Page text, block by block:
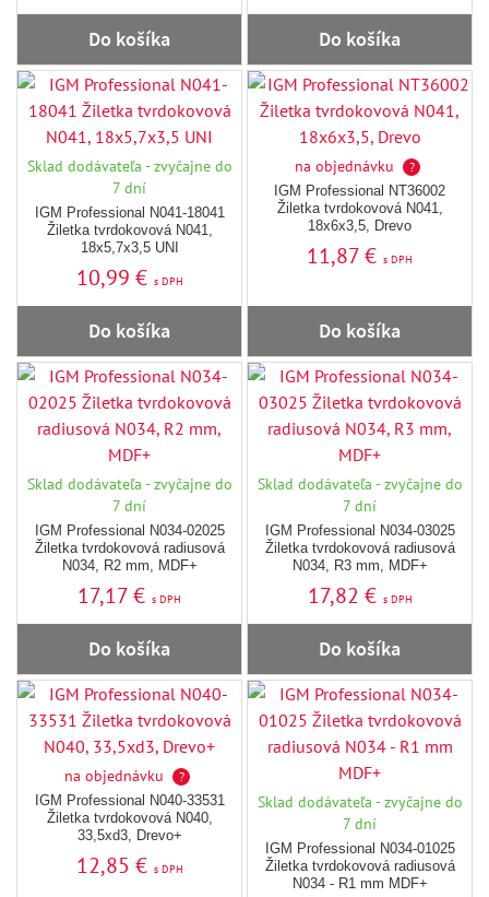
Do košíka Do košíka
Sklad dodávateľa - zvyčajne do
7 dní
IGM Professional N041-18041
Žiletka tvrdokovová N041,
18x5,7x3,5 UNI
10,99 € s DPH
Do košíka
na objednávku
?
IGM Professional NT36002
Žiletka tvrdokovová N041,
18x6x3,5, Drevo
11,87 € s DPH
Do košíka
Sklad dodávateľa - zvyčajne do
7 dní
IGM Professional N034-02025
Žiletka tvrdokovová radiusová
N034, R2 mm, MDF+
17,17 € s DPH
Do košíka
Sklad dodávateľa - zvyčajne do
7 dní
IGM Professional N034-03025
Žiletka tvrdokovová radiusová
N034, R3 mm, MDF+
17,82 € s DPH
Do košíka
na objednávku
?
IGM Professional N040-33531
Žiletka tvrdokovová N040,
33,5xd3, Drevo+
12,85 € s DPH
Sklad dodávateľa - zvyčajne do
7 dní
IGM Professional N034-01025
Žiletka tvrdokovová radiusová
N034 - R1 mm MDF+